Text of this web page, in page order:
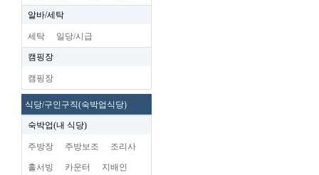
알바/세탁
세탁 일당/시급
캠핑장
캠핑장
식당/구인구직(숙박업식당)
숙박업(내 식당)
주방장 주방보조 조리사
홀서빙 카운터 지배인